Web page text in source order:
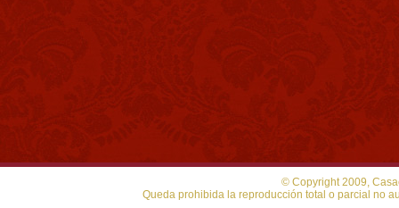
© Copyright 2009,
Queda prohibida la reproducción total o parcial no